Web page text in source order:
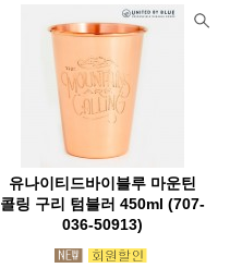
유나이티드바이블루 마운틴
콜링 구리 텀블러 450ml (707-
036-50913)